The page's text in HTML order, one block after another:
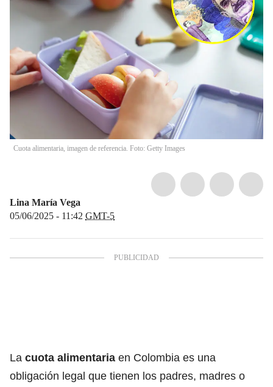
Cuota alimentaria, imagen de referencia. Foto: Getty Images
Lina María Vega
05/06/2025 - 11:42 GMT-5
La cuota alimentaria en Colombia es una
obligación legal que tienen los padres, madres o